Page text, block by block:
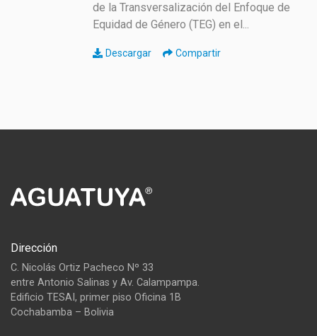
de la Transversalización del Enfoque de
Equidad de Género (TEG) en el...
Descargar Compartir
Dirección
C. Nicolás Ortiz Pacheco Nº 33
entre Antonio Salinas y Av. Calampampa.
Edificio TESAI, primer piso Oficina 1B
Cochabamba – Bolivia